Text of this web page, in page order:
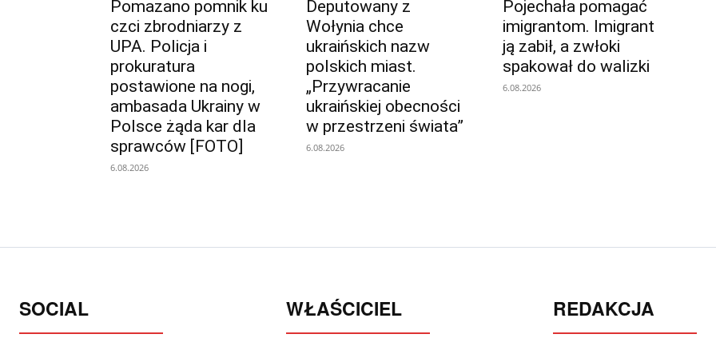
Pomazano pomnik ku
czci zbrodniarzy z
UPA. Policja i
prokuratura
postawione na nogi,
ambasada Ukrainy w
Polsce żąda kar dla
sprawców [FOTO]
6.08.2026
Deputowany z
Wołynia chce
ukraińskich nazw
polskich miast.
„Przywracanie
ukraińskiej obecności
w przestrzeni świata”
6.08.2026
Pojechała pomagać
imigrantom. Imigrant
ją zabił, a zwłoki
spakował do walizki
6.08.2026
SOCIAL WŁAŚCICIEL REDAKCJA